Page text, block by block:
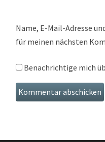
Name, E-Mail-Adresse
für meinen nächsten
Benachrichtige mich